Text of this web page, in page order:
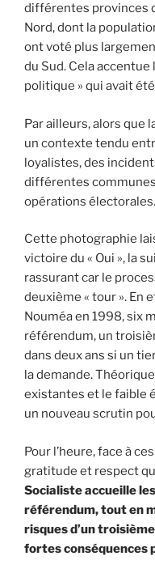
différentes provinces
Nord, dont la
ont voté plus
du Sud. Cela
politique » qui avait
Par ailleurs, alors que
un contexte tendu
loyalistes, des
différentes
opérations électorales.
Cette photographie
victoire du « Oui », la
rassurant car le
deuxième « tour ». En
Nouméa en 1998, six
référendum, un
dans deux ans si un
la demande.
existantes et le faible
un nouveau scrutin
Pour l’heure, face à
gratitude et respect
Socialiste accueille
référendum, tout en
risques d’un
fortes conséquences